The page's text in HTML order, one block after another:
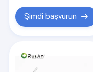
Şimdi başvurun